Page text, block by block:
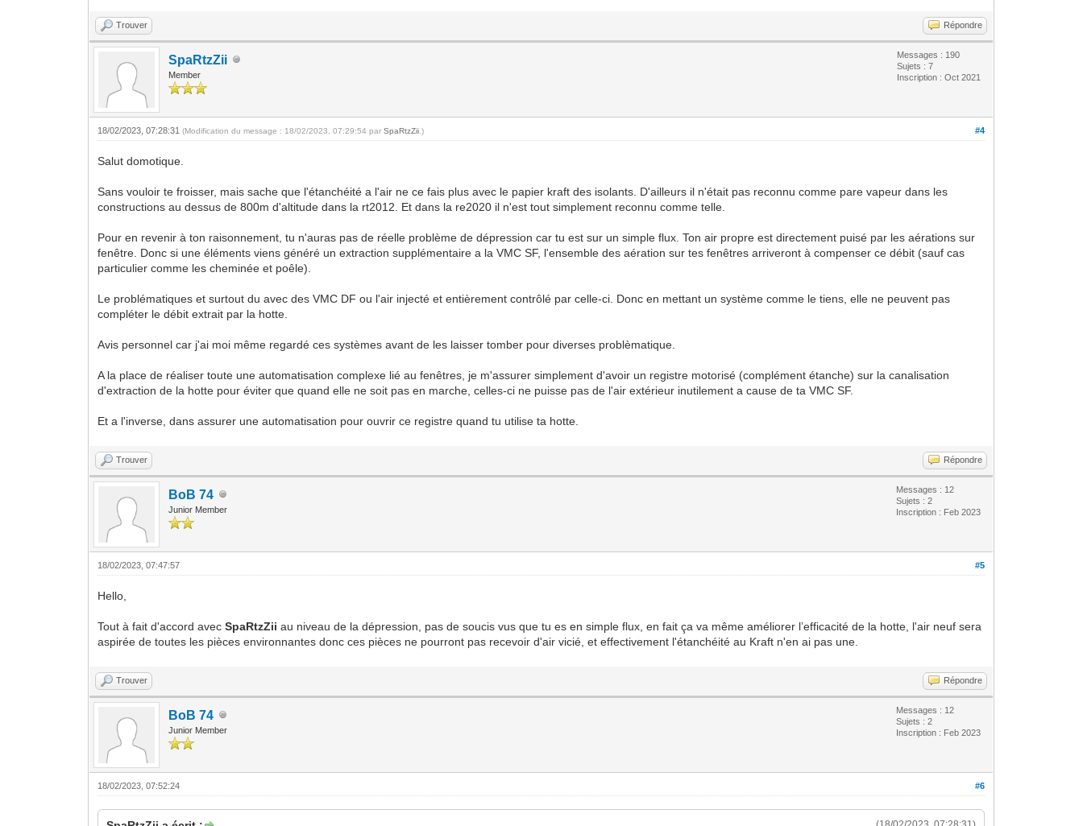
Trouver Répondre
SpaRtzZii
Member
Messages : 190
Sujets : 7
Inscription : Oct 2021
#4
18/02/2023, 07:28:31(Modification du message : 18/02/2023, 07:29:54 parSpaRtzZii .)
Salut domotique.
Sans vouloir te froisser, mais sache que l'étanchéité a l'air ne ce fais plus avec le papier kraft des isolants. D'ailleurs il n'était pas reconnu comme pare vapeur dans les
constructions au dessus de 800m d'altitude dans la rt2012. Et dans la re2020 il n'est tout simplement reconnu comme telle.
Pour en revenir à ton raisonnement, tu n'auras pas de réelle problème de dépression car tu est sur un simple flux. Ton air propre est directement puisé par les aérations sur
fenêtre. Donc si une éléments viens généré un extraction supplémentaire a la VMC SF, l'ensemble des aération sur tes fenêtres arriveront à compenser ce débit (sauf cas
particulier comme les cheminée et poêle).
Le problématiques et surtout du avec des VMC DF ou l'air injecté et entièrement contrôlé par celle-ci. Donc en mettant un système comme le tiens, elle ne peuvent pas
compléter le débit extrait par la hotte.
Avis personnel car j'ai moi même regardé ces systèmes avant de les laisser tomber pour diverses problèmatique.
A la place de réaliser toute une automatisation complexe lié au fenêtres, je m'assurer simplement d'avoir un registre motorisé (complément étanche) sur la canalisation
d'extraction de la hotte pour éviter que quand elle ne soit pas en marche, celles-ci ne puisse pas de l'air extérieur inutilement a cause de ta VMC SF.
Et a l'inverse, dans assurer une automatisation pour ouvrir ce registre quand tu utilise ta hotte.
Trouver Répondre
BoB 74
Junior Member
Messages : 12
Sujets : 2
Inscription : Feb 2023
#5
18/02/2023, 07:47:57
Hello,
Tout à fait d'accord avecSpaRtzZiiau niveau de la dépression, pas de soucis vus que tu es en simple flux, en fait ça va même améliorer l’efficacité de la hotte, l'air neuf sera
aspirée de toutes les pièces environnantes donc ces pièces ne pourront pas recevoir d'air vicié, et effectivement l'étanchéité au Kraft n'en ai pas une.
Trouver Répondre
BoB 74
Junior Member
Messages : 12
Sujets : 2
Inscription : Feb 2023
#6
18/02/2023, 07:52:24